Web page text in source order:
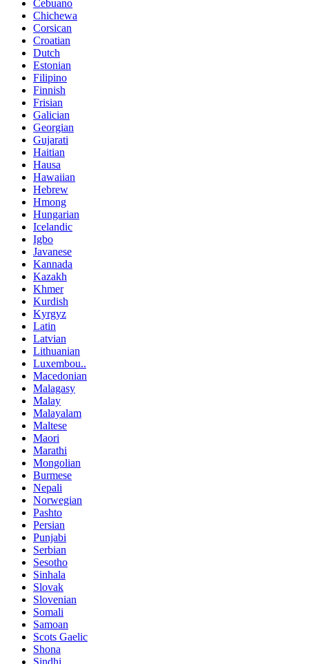
Cebuano
Chichewa
Corsican
Croatian
Dutch
Estonian
Filipino
Finnish
Frisian
Galician
Georgian
Gujarati
Haitian
Hausa
Hawaiian
Hebrew
Hmong
Hungarian
Icelandic
Igbo
Javanese
Kannada
Kazakh
Khmer
Kurdish
Kyrgyz
Latin
Latvian
Lithuanian
Luxembou..
Macedonian
Malagasy
Malay
Malayalam
Maltese
Maori
Marathi
Mongolian
Burmese
Nepali
Norwegian
Pashto
Persian
Punjabi
Serbian
Sesotho
Sinhala
Slovak
Slovenian
Somali
Samoan
Scots Gaelic
Shona
Sindhi